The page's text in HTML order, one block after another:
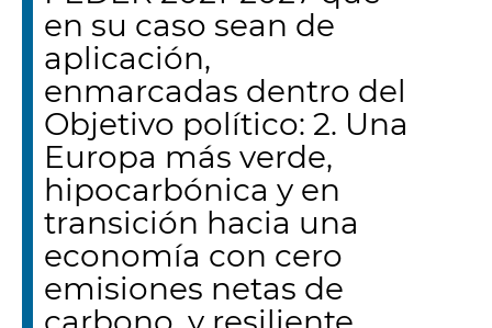
en su caso sean de
aplicación,
enmarcadas dentro del
Objetivo político: 2. Una
Europa más verde,
hipocarbónica y en
transición hacia una
economía con cero
emisiones netas de